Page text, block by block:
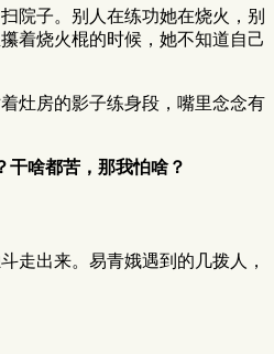
院子。别人在练功她在烧火，别
着烧火棍的时候，她不知道自己
灶房的影子练身段，嘴里念念有
干啥都苦，那我怕啥？
走出来。易青娥遇到的几拨人，